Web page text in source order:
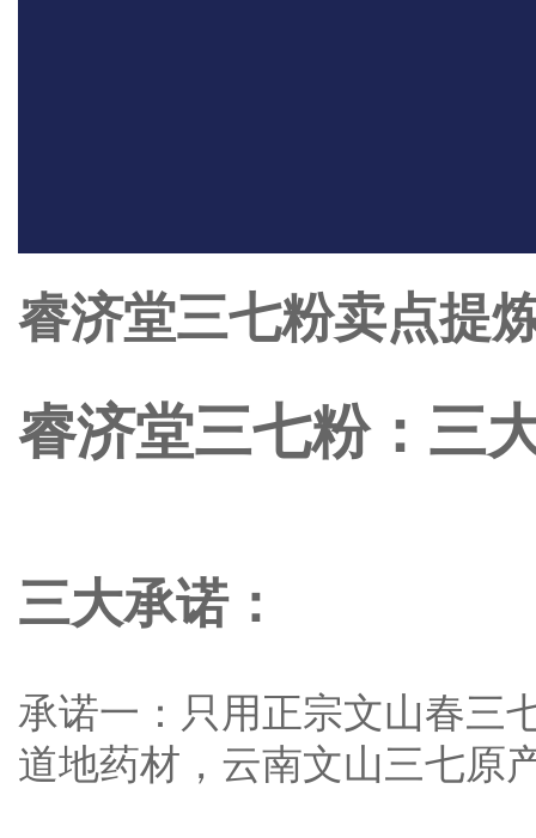
睿济堂三七粉卖点提
睿济堂三七粉：三
三大承诺：
承诺一：只用正宗文山春三
道地药材，云南文山三七原